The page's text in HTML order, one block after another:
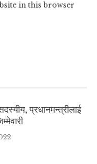
in this browser
प्रधानमन्त्रीलाई